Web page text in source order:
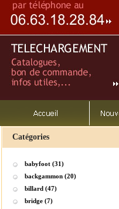
Catégories
babyfoot (31)
backgammon (20)
billard (47)
bridge (7)